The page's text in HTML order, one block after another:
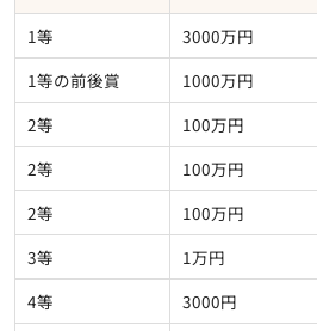
1等 3000万円
1等の前後賞
1000万円
2等
100万円
2等
100万円
2等
100万円
3等
1万円
4等
3000円